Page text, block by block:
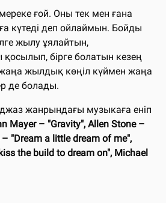
ғой. Оны тек мен ғана
күтеді деп ойлаймын. Бойды
жылу ұялайтын,
бірге болатын кезең
жылдық көңіл күймен жаңа
де болады.
жанрындағы музыкаға еніп
Mayer – "Gravity", Allen Stone –
"Dream a little dream of me",
the build to dream on", Michael